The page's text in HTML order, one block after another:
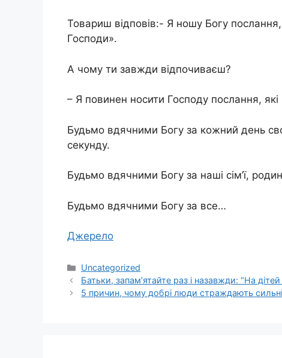
Товариш відповів:- Я ношу Богу
Господи».
А чому ти завжди відпочиваєш?
– Я повинен носити Господу послання,
Будьмо вдячними Богу за кожний день
секунду.
Будьмо вдячними Богу за наші сім’ї,
Будьмо вдячними Богу за все…
Джерело
Категорії
Uncategorized
Батьки, запам’ятайте раз і назавжди: “На
5 причин, чому добрі люди страждають